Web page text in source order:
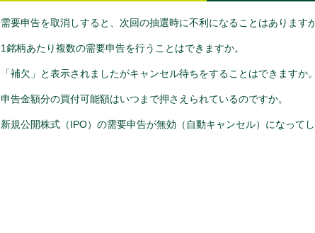
需要申告を取消しすると、次回の抽選時に不利になることはあります
1銘柄あたり複数の需要申告を行うことはできますか。
「補欠」と表示されましたがキャンセル待ちをすることはできますか
申告金額分の買付可能額はいつまで押さえられているのですか。
新規公開株式（IPO）の需要申告が無効（自動キャンセル）になって